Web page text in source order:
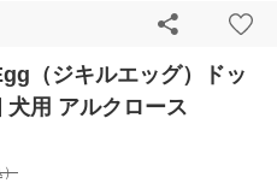
（ジキルエッグ）ドッ
犬用 アルクロース
）